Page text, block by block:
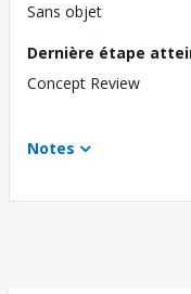
Sans objet
Dernière étape
Concept Review
Notes